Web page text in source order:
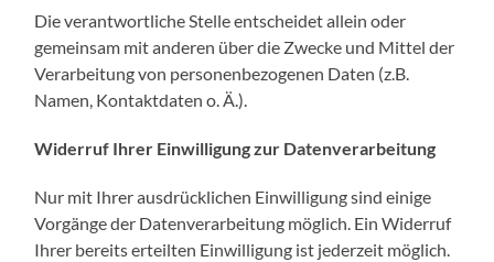
Die verantwortliche Stelle entscheidet allein oder
gemeinsam mit anderen über die Zwecke und Mittel der
Verarbeitung von personenbezogenen Daten (z.B.
Namen, Kontaktdaten o. Ä.).
Widerruf Ihrer Einwilligung zur Datenverarbeitung
Nur mit Ihrer ausdrücklichen Einwilligung sind einige
Vorgänge der Datenverarbeitung möglich. Ein Widerruf
Ihrer bereits erteilten Einwilligung ist jederzeit möglich.